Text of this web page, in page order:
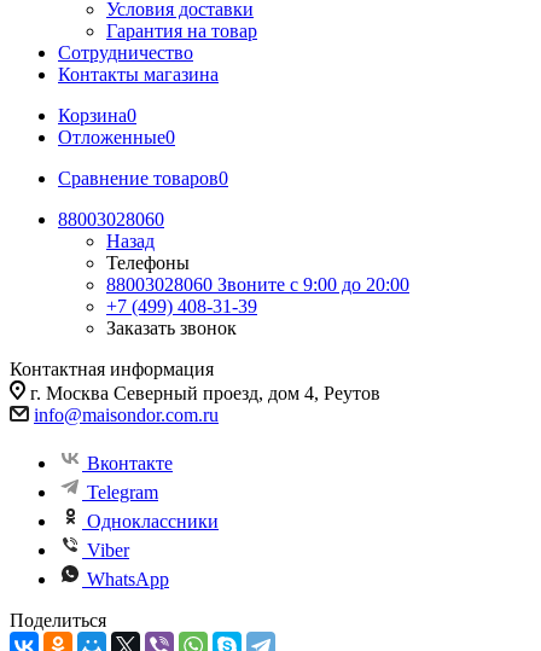
Условия доставки
Гарантия на товар
Сотрудничество
Контакты магазина
Корзина0
Отложенные0
Сравнение товаров0
88003028060
Назад
Телефоны
88003028060 Звоните с 9:00 до 20:00
+7 (499) 408-31-39
Заказать звонок
Контактная информация
г. Москва Северный проезд, дом 4, Реутов
info@maisondor.com.ru
Вконтакте
Telegram
Одноклассники
Viber
WhatsApp
Поделиться